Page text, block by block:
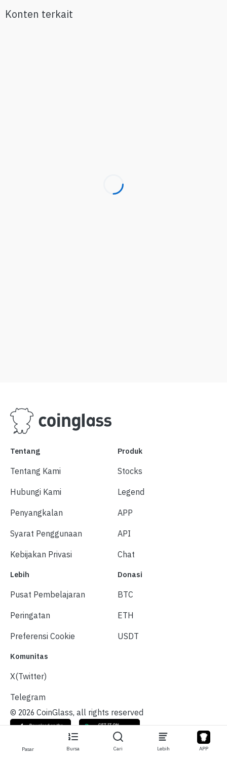
Konten terkait
Pasar Bursa Cari Lebih APP
Tentang
Tentang Kami
Hubungi Kami
Penyangkalan
Syarat Penggunaan
Kebijakan Privasi
Produk
Stocks
Legend
APP
API
Chat
Lebih
Pusat Pembelajaran
Peringatan
Preferensi Cookie
Donasi
BTC
ETH
USDT
Komunitas
X(Twitter)
Telegram
© 2026 CoinGlass, all rights reserved